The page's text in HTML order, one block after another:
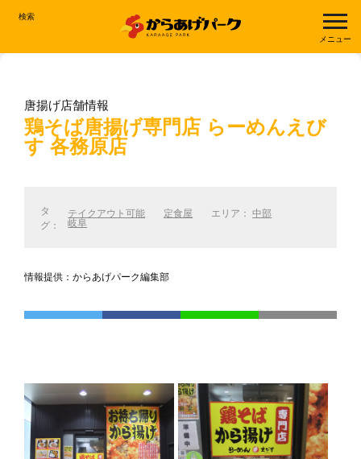
検索
メニュー
唐揚げ店舗情報
鶏そば唐揚げ専門店 らーめんえび
す 各務原店
タ
グ：
テイクアウト可能 定食屋 エリア：中部
岐阜
情報提供：からあげパーク編集部